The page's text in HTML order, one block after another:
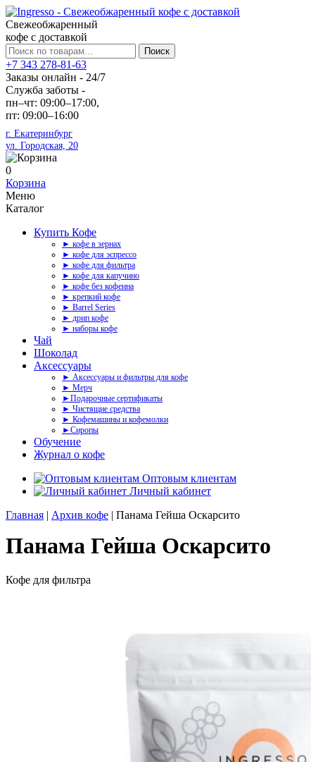
Свежеобжаренный
кофе с доставкой
Искать:
Поиск
+7 343 278-81-63
Заказы онлайн - 24/7
Служба заботы -
пн–чт: 09:00–17:00,
пт: 09:00–16:00
г. Екатеринбург
ул. Городская, 20
0
Корзина
Меню
Каталог
Купить Кофе
► кофе в зернах
► кофе для эспрессо
► кофе для фильтра
► кофе для капучино
► кофе без кофеина
► крепкий кофе
► Barrel Series
► дрип кофе
► наборы кофе
Чай
Шоколад
Аксессуары
► Аксессуары и фильтры для кофе
► Мерч
►Подарочные сертификаты
► Чистящие средства
► Кофемашины и кофемолки
►Сиропы
Обучение
Журнал о кофе
Оптовым клиентам
Личный кабинет
Главная | Архив кофе | Панама Гейша Оскарсито
Панама Гейша Оскарсито
Кофе для фильтра